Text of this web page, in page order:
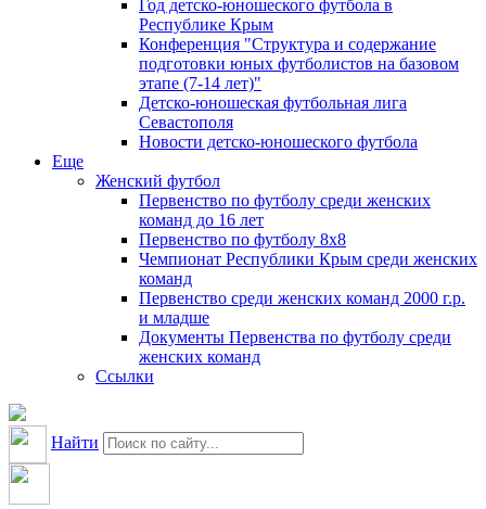
Год детско-юношеского футбола в
Республике Крым
Конференция "Структура и содержание
подготовки юных футболистов на базовом
этапе (7-14 лет)"
Детско-юношеская футбольная лига
Севастополя
Новости детско-юношеского футбола
Еще
Женский футбол
Первенство по футболу среди женских
команд до 16 лет
Первенство по футболу 8х8
Чемпионат Республики Крым среди женских
команд
Первенство среди женских команд 2000 г.р.
и младше
Документы Первенства по футболу среди
женских команд
Ссылки
Найти